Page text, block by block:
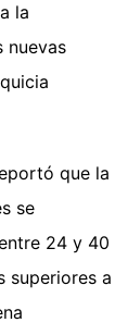
la
nuevas
que la
se
24 y 40
superiores a